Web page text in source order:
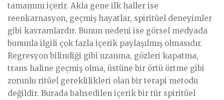
tamamını içerir. Akla gene ilk haller ise
reenkarnasyon, geçmiş hayatlar, spiritüel deneyimler
gibi kavramlardır. Bunun nedeni ise görsel medyada
bununla ilgili çok fazla içerik paylaşılmış olmasıdır.
Regresyon bilindiği gibi uzanma, gözleri kapatma,
trans haline geçmiş olma, üstüne bir örtü örtme gibi
zorunlu ritüel gereklilikleri olan bir terapi metodu
değildir. Burada bahsedilen içerik bir tür spiritüel